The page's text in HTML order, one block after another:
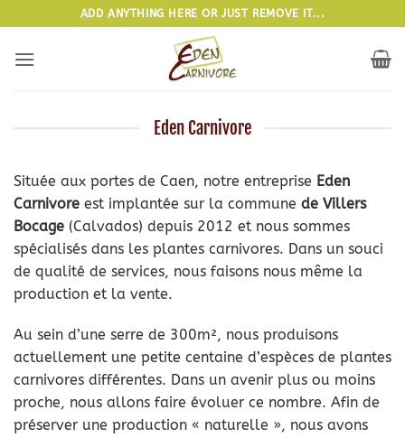
au
contenu
ADD ANYTHING HERE OR JUST REMOVE IT...
Eden Carnivore
Située aux portes de Caen, notre entreprise Eden
Carnivore est implantée sur la commune de Villers
Bocage (Calvados) depuis 2012 et nous sommes
spécialisés dans les plantes carnivores. Dans un souci
de qualité de services, nous faisons nous même la
production et la vente.
Au sein d’une serre de 300m², nous produisons
actuellement une petite centaine d’espèces de plantes
carnivores différentes. Dans un avenir plus ou moins
proche, nous allons faire évoluer ce nombre. Afin de
préserver une production « naturelle », nous avons